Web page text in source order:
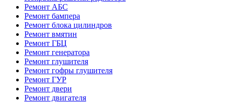
Ремонт АБС
Ремонт бампера
Ремонт блока цилиндров
Ремонт вмятин
Ремонт ГБЦ
Ремонт генератора
Ремонт глушителя
Ремонт гофры глушителя
Ремонт ГУР
Ремонт двери
Ремонт двигателя